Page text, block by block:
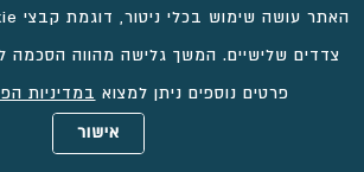
צדדים שלישיים. המשך גלישה מהווה הסכמה
פרטים נוספים ניתן למצוא במדיניות
אישור